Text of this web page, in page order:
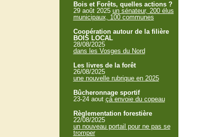
Bois et Forêts, quelles actions ?
29 août 2025 un sénateur, 200 élus
municipaux, 100 communes
Coopération autour de la filière
BOIS LOCAL
28/08/2025
dans les Vosges du Nord
Les livres de la forêt
26/08/2025
une nouvelle rubrique en 2025
Bûcheronnage sportif
23-24 aout çà envoie du copeau
Règlementation forestière
22/08/2025
un nouveau portail pour ne pas se
tromper